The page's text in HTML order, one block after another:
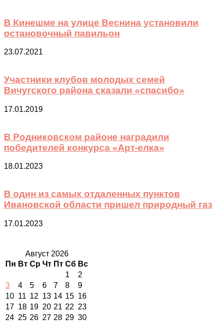
В Кинешме на улице Веснина установили
остановочный павильон
23.07.2021
Участники клубов молодых семей
Вичугского района сказали «спасибо»
17.01.2019
В Родниковском районе наградили
победителей конкурса «Арт-елка»
18.01.2023
В один из самых отдаленных пунктов
Ивановской области пришел природный газ
17.01.2023
Август 2026
Пн Вт Ср Чт Пт Сб Вс
1
2
3
4 5 6 7 8
9
10 11 12 13 14 15 16
17 18 19 20 21 22 23
24 25 26 27 28 29 30